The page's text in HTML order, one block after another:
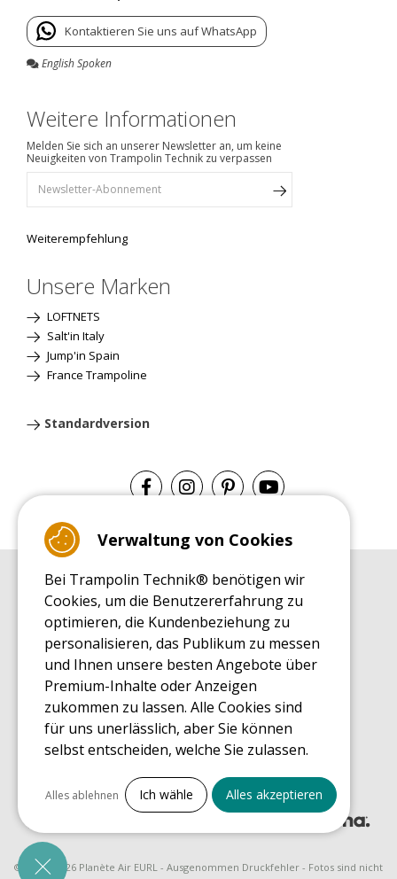
Kontaktieren Sie uns auf WhatsApp
English Spoken
Weitere Informationen
Melden Sie sich an unserer Newsletter an, um keine
Neuigkeiten von Trampolin Technik zu verpassen
Weiterempfehlung
Unsere Marken
LOFTNETS
Salt'in Italy
Jump'in Spain
France Trampoline
Standardversion
EINKAUFSRATGEBER
Einkaufsratgeber
MONTAGE RATGEBER
Montagehinweise für ein Freizeit Trampolin
PFLEGERATGEBER
Pflegeratgeber für Ihr Freizeit Trampolin
ENDECKUNGSTOUR
Was Sie über Freizeit Trampoline wissen sollten
EINKAUFSRATGEBER FÜR ERSATZTEILE
© 2008 - 2026 Planète Air EURL - Ausgenommen Druckfehler - Fotos sind nicht
Verwaltung von Cookies
Bei Trampolin Technik® benötigen wir
Cookies, um die Benutzererfahrung zu
optimieren, die Kundenbeziehung zu
personalisieren, das Publikum zu messen
und Ihnen unsere besten Angebote über
Premium-Inhalte oder Anzeigen
zukommen zu lassen. Alle Cookies sind
für uns unerlässlich, aber Sie können
selbst entscheiden, welche Sie zulassen.
Alles ankreuzen
Notwendige Cookies
Für den Betrieb der Website erforderlich
Alles ablehnen Ich wähle Alles akzeptieren